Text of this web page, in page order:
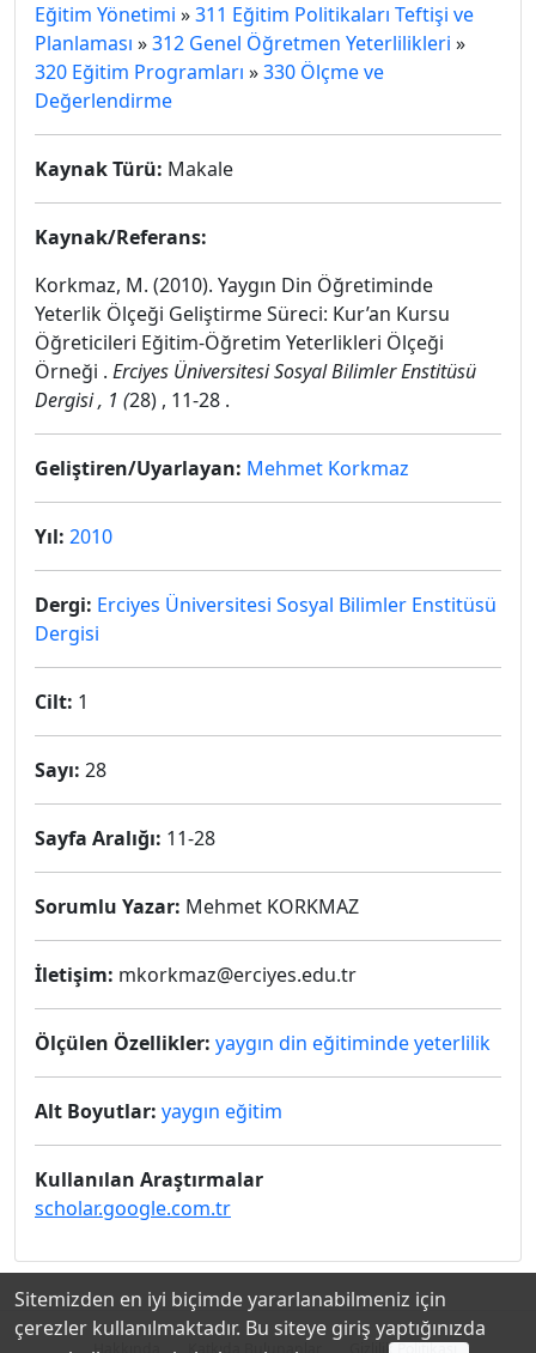
Eğitim Yönetimi »311 Eğitim Politikaları Teftişi ve
Planlaması »312 Genel Öğretmen Yeterlilikleri »
320 Eğitim Programları »330 Ölçme ve
Değerlendirme
Kaynak Türü: Makale
Kaynak/Referans:
Korkmaz, M. (2010). Yaygın Din Öğretiminde
Yeterlik Ölçeği Geliştirme Süreci: Kur’an Kursu
Öğreticileri Eğitim-Öğretim Yeterlikleri Ölçeği
Örneği . Erciyes Üniversitesi Sosyal Bilimler Enstitüsü
Dergisi , 1 (28) , 11-28 .
Geliştiren/Uyarlayan: Mehmet Korkmaz
Yıl: 2010
Dergi: Erciyes Üniversitesi Sosyal Bilimler Enstitüsü
Dergisi
Cilt: 1
Sayı: 28
Sayfa Aralığı: 11-28
Sorumlu Yazar: Mehmet KORKMAZ
İletişim: mkorkmaz@erciyes.edu.tr
Ölçülen Özellikler: yaygın din eğitiminde yeterlilik
Alt Boyutlar: yaygın eğitim
Kullanılan Araştırmalar
scholar.google.com.tr
Hakkında Katkıda Bulunanlar Gizlilik Politikası
Sitemizden en iyi biçimde yararlanabilmeniz için
çerezler kullanılmaktadır. Bu siteye giriş yaptığınızda